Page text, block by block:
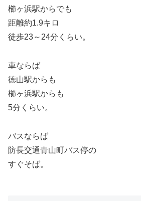
櫛ヶ浜駅からでも
距離約1.9キロ
徒歩23～24分くらい。
車ならば
徳山駅からも
櫛ヶ浜駅からも
5分くらい。
バスならば
防長交通青山町バス停の
すぐそば。